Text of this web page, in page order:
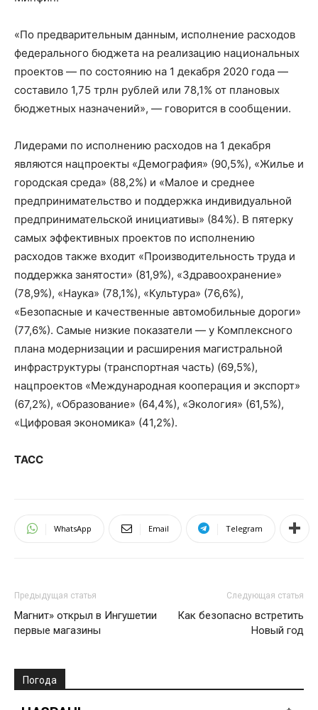
«По предварительным данным, исполнение расходов
федерального бюджета на реализацию национальных
проектов — по состоянию на 1 декабря 2020 года —
составило 1,75 трлн рублей или 78,1% от плановых
бюджетных назначений», — говорится в сообщении.
Лидерами по исполнению расходов на 1 декабря
являются нацпроекты «Демография» (90,5%), «Жилье и
городская среда» (88,2%) и «Малое и среднее
предпринимательство и поддержка индивидуальной
предпринимательской инициативы» (84%). В пятерку
самых эффективных проектов по исполнению
расходов также входит «Производительность труда и
поддержка занятости» (81,9%), «Здравоохранение»
(78,9%), «Наука» (78,1%), «Культура» (76,6%),
«Безопасные и качественные автомобильные дороги»
(77,6%). Самые низкие показатели — у Комплексного
плана модернизации и расширения магистральной
инфраструктуры (транспортная часть) (69,5%),
нацпроектов «Международная кооперация и экспорт»
(67,2%), «Образование» (64,4%), «Экология» (61,5%),
«Цифровая экономика» (41,2%).
ТАСС
WhatsApp Email Telegram
Предыдущая статья
Магнит» открыл в Ингушетии
первые магазины
Следующая статья
Как безопасно встретить
Новый год
Погода